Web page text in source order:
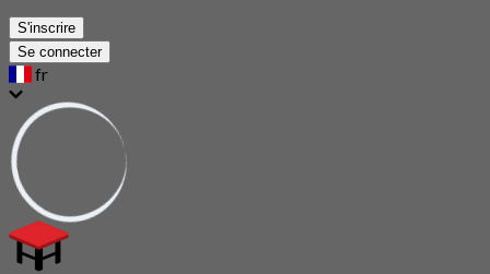
S'inscrire
Se connecter
fr